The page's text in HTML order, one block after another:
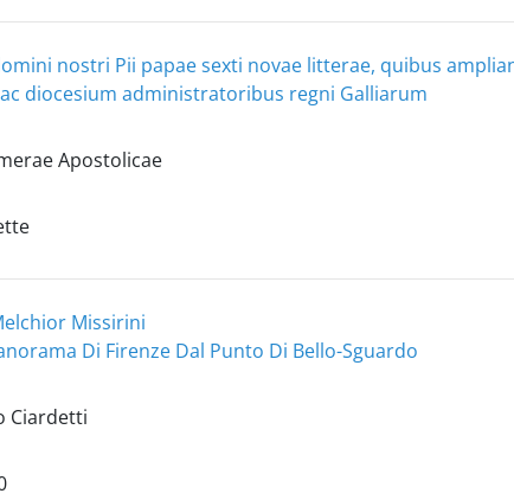
nostri Pii papae sexti novae litterae, quibus
diocesium administratoribus regni Galliarum
Apostolicae
Missirini
Di Firenze Dal Punto Di Bello-Sguardo
Ciardetti